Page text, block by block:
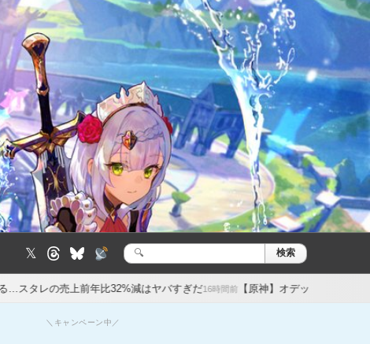
𝕏
検
検索
比32%減はヤバすぎだ16時間前【原神】オデットの餅武器美しい…が性能微
＼キャンペーン中／